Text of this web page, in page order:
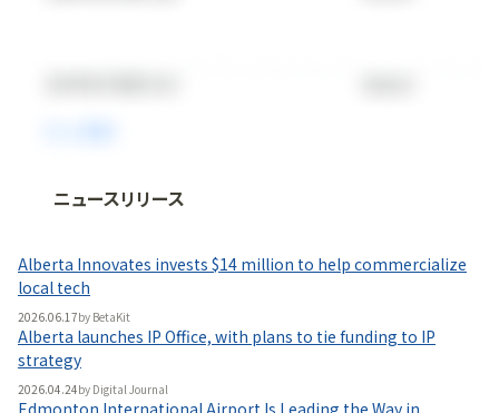
法人向け情報プラットフォーム
無料で使ってみる
ニュースリリース
Alberta Innovates invests $14 million to help commercialize
local tech
2026.06.17by BetaKit
Alberta launches IP Office, with plans to tie funding to IP
strategy
2026.04.24by Digital Journal